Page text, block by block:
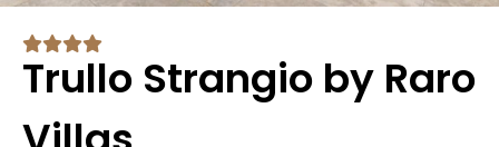
Trullo Strangio by Raro